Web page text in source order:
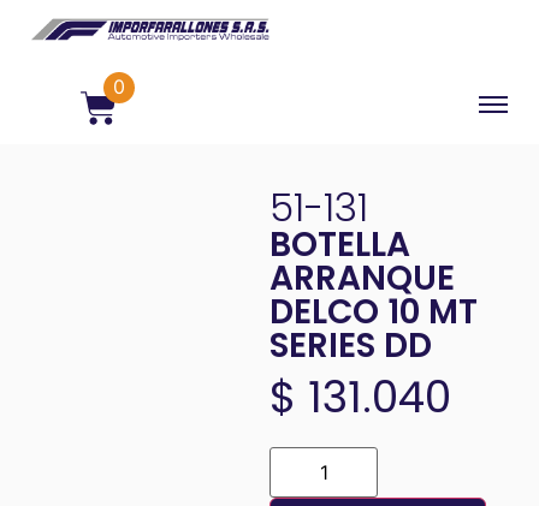
0
51-131
BOTELLA
ARRANQUE
DELCO 10 MT
SERIES DD
$ 131.040